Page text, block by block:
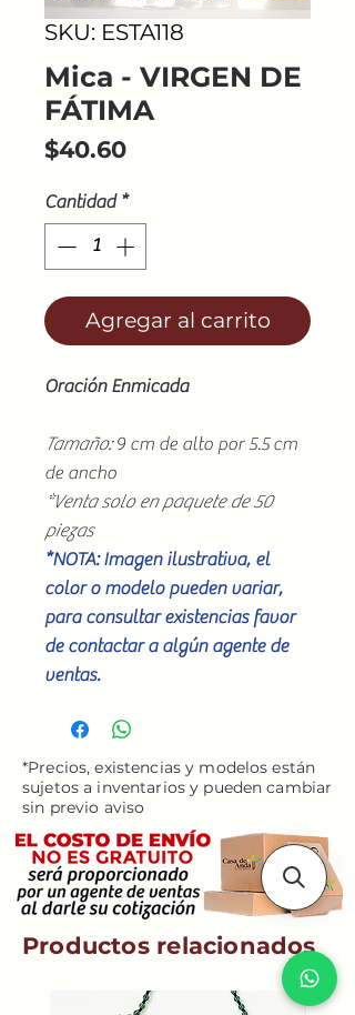
SKU: ESTA118
Mica - VIRGEN DE
FÁTIMA
$40.60Precio
Cantidad *
Agregar al carrito
Oración Enmicada
Tamaño:9 cm de alto por 5.5 cm
de ancho
*Venta solo en paquete de 50
piezas
*NOTA: Imagen ilustrativa, el
color o modelo pueden variar,
para consultar existencias favor
de contactar a algún agente de
ventas.
*Precios, existencias y modelos están
sujetos a inventarios y pueden cambiar
sin previo aviso
Productos relacionados